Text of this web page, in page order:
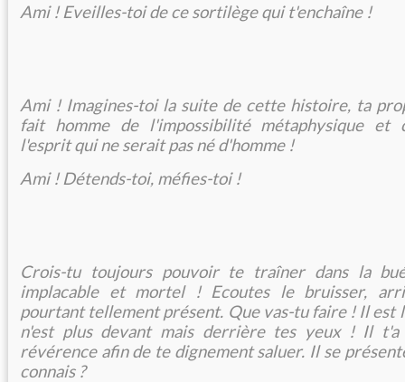
Ami ! Eveilles-toi de ce sortilège qui t'enchaîne !
Ami ! Imagines-toi la suite de cette histoire, ta
fait homme de l'impossibilité métaphysique et
l'esprit qui ne serait pas né d'homme !
Ami ! Détends-toi, méfies-toi !
Crois-tu toujours pouvoir te traîner dans la
implacable et mortel ! Ecoutes le bruisser,
pourtant tellement présent. Que vas-tu faire ! Il est
n'est plus devant mais derrière tes yeux ! Il t'a
révérence afin de te dignement saluer. Il se
connais ?